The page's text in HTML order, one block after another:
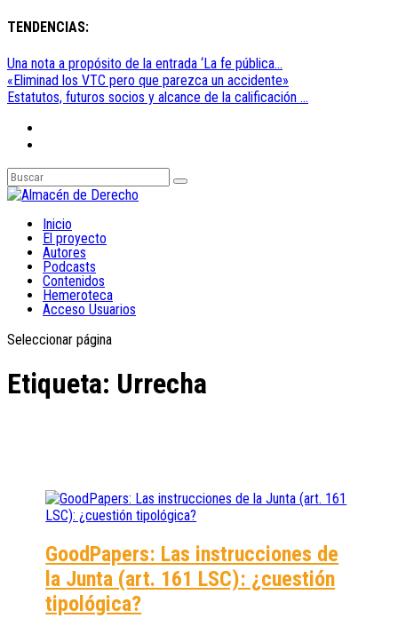
TENDENCIAS:
Una nota a propósito de la entrada ‘La fe pública...
«Eliminad los VTC pero que parezca un accidente»
Estatutos, futuros socios y alcance de la calificación ...
Inicio
El proyecto
Autores
Podcasts
Contenidos
Hemeroteca
Acceso Usuarios
Seleccionar página
Etiqueta: Urrecha
GoodPapers: Las instrucciones de
la Junta (art. 161 LSC): ¿cuestión
tipológica?